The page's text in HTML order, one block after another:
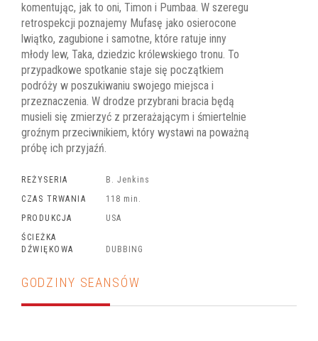
komentując, jak to oni, Timon i Pumbaa. W szeregu
retrospekcji poznajemy Mufasę jako osierocone
lwiątko, zagubione i samotne, które ratuje inny
młody lew, Taka, dziedzic królewskiego tronu. To
przypadkowe spotkanie staje się początkiem
podróży w poszukiwaniu swojego miejsca i
przeznaczenia. W drodze przybrani bracia będą
musieli się zmierzyć z przerażającym i śmiertelnie
groźnym przeciwnikiem, który wystawi na poważną
próbę ich przyjaźń.
REŻYSERIA
B. Jenkins
CZAS TRWANIA
118 min.
PRODUKCJA
USA
ŚCIEŻKA
DŹWIĘKOWA
DUBBING
GODZINY SEANSÓW